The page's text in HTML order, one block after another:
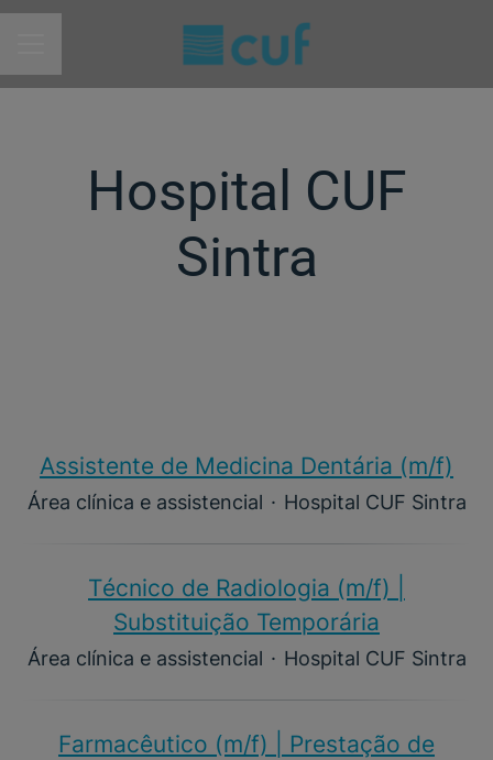
MENU DE CARREIRAS
Hospital CUF
Sintra
Assistente de Medicina Dentária (m/f)​
Área clínica e assistencial · Hospital CUF Sintra
Técnico de Radiologia (m/f) |
Substituição Temporária
Área clínica e assistencial · Hospital CUF Sintra
Farmacêutico (m/f)​ | Prestação de